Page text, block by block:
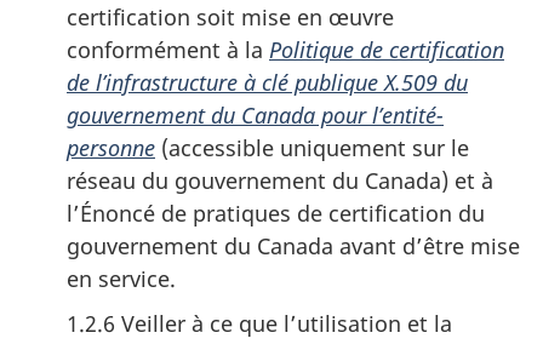
certification soit mise en œuvre
conformément à la Politique de certification
de l’infrastructure à clé publique X.509 du
gouvernement du Canada pour l’entité-
personne (accessible uniquement sur le
réseau du gouvernement du Canada) et à
l’Énoncé de pratiques de certification du
gouvernement du Canada avant d’être mise
en service.
1.2.6 Veiller à ce que l’utilisation et la